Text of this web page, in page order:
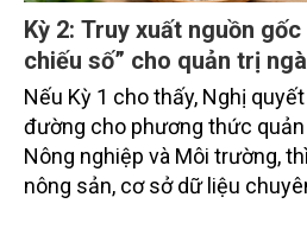
Kỳ 2: Truy xuất nguồn
chiếu số” cho quản trị
Nếu Kỳ 1 cho thấy, Nghị
đường cho phương thức
Nông nghiệp và Môi trường,
nông sản, cơ sở dữ liệu